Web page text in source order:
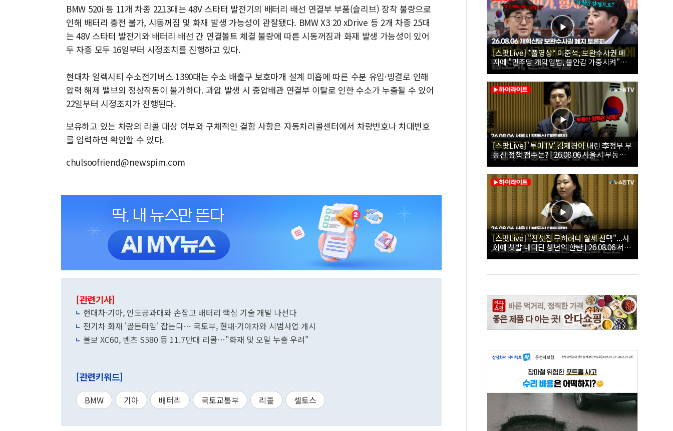
BMW 520i 등 11개 차종 2213대는 48V 스타터 발전기의 배터리 배선 연결부 부품(슬리브) 장착 불량으로
인해 배터리 충전 불가, 시동꺼짐 및 화재 발생 가능성이 관찰됐다. BMW X3 20 xDrive 등 2개 차종 25대
는 48V 스타터 발전기와 배터리 배선 간 연결볼트 체결 불량에 따른 시동꺼짐과 화재 발생 가능성이 있어
두 차종 모두 16일부터 시정조치를 진행하고 있다.
현대차 일렉시티 수소전기버스 1390대는 수소 배출구 보호마개 설계 미흡에 따른 수분 유입·빙결로 인해
압력 해제 밸브의 정상작동이 불가하다. 과압 발생 시 중압배관 연결부 이탈로 인한 수소가 누출될 수 있어
22일부터 시정조치가 진행된다.
보유하고 있는 차량의 리콜 대상 여부와 구체적인 결함 사항은 자동차리콜센터에서 차량번호나 차대번호
를 입력하면 확인할 수 있다.
chulsoofriend@newspim.com
[관련기사]
현대차·기아, 인도공과대와 손잡고 배터리 핵심 기술 개발 나선다
전기차 화재 '골든타임' 잡는다… 국토부, 현대·기아차와 시범사업 개시
볼보 XC60, 벤츠 S580 등 11.7만대 리콜…"화재 및 오일 누출 우려"
[관련키워드]
BMW 기아 배터리 국토교통부 리콜 셀토스
[스팟Live] *풀영상* 이준석, 보완수사권 폐
지에 "민주당 개악입법, 불안감 가중시켜"｜
26.08.06 개혁신당 보완수사권 폐지 토론회
[스팟Live] '투미TV' 김제경이 내린 李정부 부
동산 정책 점수는? | 26.08.06 서울시 부동산
대토론회
[스팟Live] "전셋집 구하려다 월세 선택"...사
회에 첫발 내디딘 청년의 한탄 | 26.08.06 서울
시 부동산 대토론회